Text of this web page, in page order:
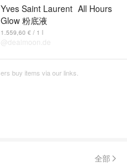
Yves Saint Laurent All Hours
Glow 粉底液
1.559,60 € / 1 l
@dealmoon.de
buy items via our links.
全部